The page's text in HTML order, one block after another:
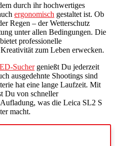
durch ihr hochwertiges
ergonomisch gestaltet ist. Ob
Regen – der Wetterschutz
unter allen Bedingungen. Die
bietet professionelle
zum Leben erwecken.
Suchergenießt Du jederzeit
ausgedehnte Shootings sind
hat eine lange Laufzeit. Mit
Du von schneller
was die Leica SL2 S
macht.